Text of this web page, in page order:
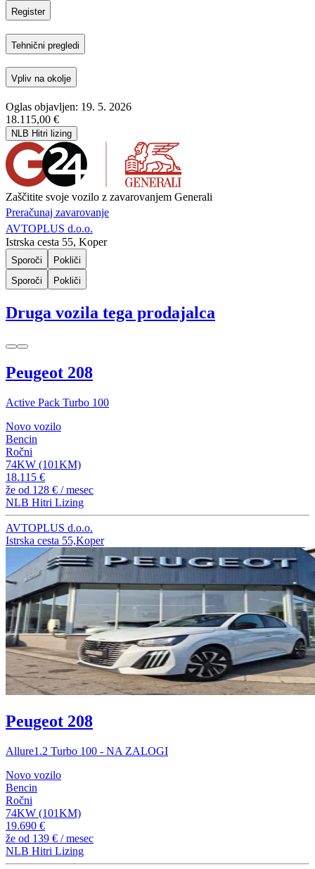
Register
Tehnični pregledi
Vpliv na okolje
Oglas objavljen: 19. 5. 2026
18.115,00 €
NLB Hitri lizing
Zaščitite svoje vozilo z zavarovanjem Generali
Preračunaj zavarovanje
AVTOPLUS d.o.o.
Istrska cesta 55, Koper
Sporoči
Pokliči
Sporoči
Pokliči
Druga vozila tega prodajalca
Peugeot 208
Active Pack Turbo 100
Novo vozilo
Bencin
Ročni
74KW (101KM)
18.115 €
že od 128 € / mesec
NLB Hitri Lizing
AVTOPLUS d.o.o.
Istrska cesta 55,Koper
Peugeot 208
Allure1.2 Turbo 100 - NA ZALOGI
Novo vozilo
Bencin
Ročni
74KW (101KM)
19.690 €
že od 139 € / mesec
NLB Hitri Lizing